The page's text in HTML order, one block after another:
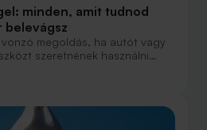
minden, amit tudnod
belevágsz
megoldás, ha autót vagy
szeretnének használni
ki kellene fizetniük.
biztosan találkozol.